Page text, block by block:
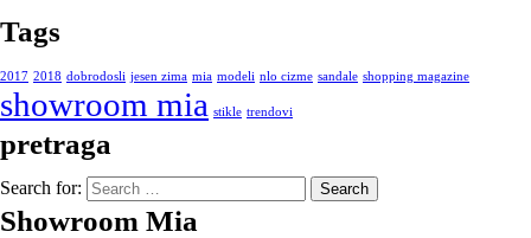
Tags
2017 2018 dobrodosli jesen zima mia modeli nlo cizme sandale shopping magazine
showroom mia stikle trendovi
pretraga
Search for:
Showroom Mia